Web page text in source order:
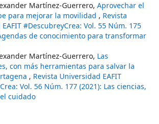
Martínez-Guerrero, Aprovechar el
para mejorar la movilidad , Revista
#DescubreyCrea: Vol. 55 Núm. 175
de conocimiento para transformar
Martínez-Guerrero, Las
con más herramientas para salvar la
, Revista Universidad EAFIT
Vol. 56 Núm. 177 (2021): Las ciencias,
cuidado